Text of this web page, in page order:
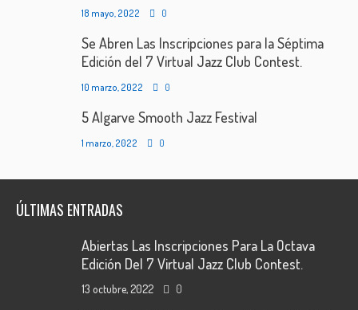
18 mayo, 2022 0
Se Abren Las Inscripciones para la Séptima
Edición del 7 Virtual Jazz Club Contest.
10 marzo, 2022 0
5 Algarve Smooth Jazz Festival
1 marzo, 2022 0
ÚLTIMAS ENTRADAS
Abiertas Las Inscripciones Para La Octava
Edición Del 7 Virtual Jazz Club Contest.
13 octubre, 2022 0